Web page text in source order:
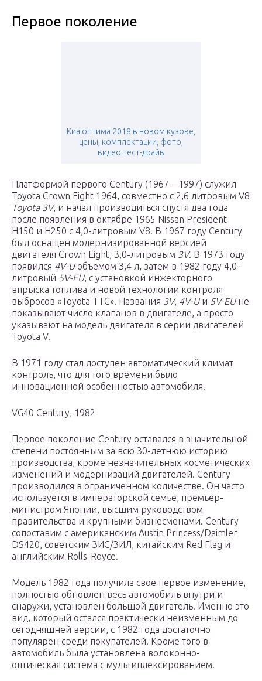
Первое поколение
Киа оптима 2018 в новом кузове,
цены, комплектации, фото,
видео тест-драйв
Платформой первого Century (1967—1997) служил
Toyota Crown Eight 1964, совместно с 2,6 литровым V8
Toyota 3V, и начал производиться спустя два года
после появления в октябре 1965 Nissan President
H150 и H250 с 4,0-литровым V8. В 1967 году Century
был оснащен модернизированной версией
двигателя Crown Eight, 3,0-литровым 3V. В 1973 году
появился 4V-Uобъемом 3,4 л, затем в 1982 году 4,0-
литровый 5V-EU, с установкой инжекторного
впрыска топлива и новой технологии контроля
выбросов «Toyota TTC». Названия 3V, 4V-Uи 5V-EUне
показывают число клапанов в двигателе, а просто
указывают на модель двигателя в серии двигателей
Toyota V.
В 1971 году стал доступен автоматический климат
контроль, что для того времени было
инновационной особенностью автомобиля.
VG40 Century, 1982
Первое поколение Century оставался в значительной
степени постоянным за всю 30-летнюю историю
производства, кроме незначительных косметических
изменений и модернизаций двигателей. Century
производился в ограниченном количестве. Он часто
используется в императорской семье, премьер-
министром Японии, высшим руководством
правительства и крупными бизнесменами. Century
сопоставим с американским Austin Princess/Daimler
DS420, советским ЗИС/ЗИЛ, китайским Red Flag и
английским Rolls-Royce.
Модель 1982 года получила своё первое изменение,
полностью обновлен весь автомобиль внутри и
снаружи, установлен большой двигатель. Именно это
вид, который остался практически неизменным до
сегодняшней версии, с 1982 года достаточно
популярен среди покупателей. Кроме того в
автомобиль была установлена волоконно-
оптическая система с мультиплексированием.